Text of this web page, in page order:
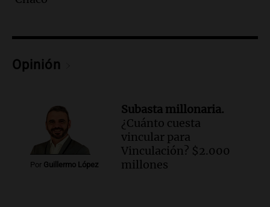
del desayuno ideal: qué alimentos
Una mañana para todos
Audio. Murió Jorge Messi
Una mañana para todos
Episodios
Audio.Mateo, a los 25 años, lucha
Opinión
Por Guillermo López
Subasta millonaria.
¿Cuánto cuesta
vincular para
Vinculación? $2.000
millones